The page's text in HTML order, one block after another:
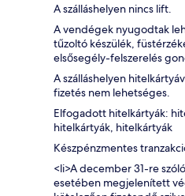
A szálláshelyen nincs lift.
A vendégek nyugodtak
tűzoltó készülék,
elsősegély-felszerelés
A szálláshelyen
fizetés nem lehetséges.
Elfogadott hitelkártyák:
hitelkártyák, hitelkártyák
Készpénzmentes
<li>A december 31-re
esetében megjelenített